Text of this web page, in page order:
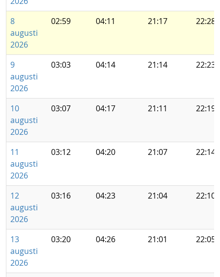
8
augusti
2026
02:59 04:11 21:17 22:28
9
augusti
2026
03:03 04:14 21:14 22:23
10
augusti
2026
03:07 04:17 21:11 22:19
11
augusti
2026
03:12 04:20 21:07 22:14
12
augusti
2026
03:16 04:23 21:04 22:10
13
augusti
2026
03:20 04:26 21:01 22:05